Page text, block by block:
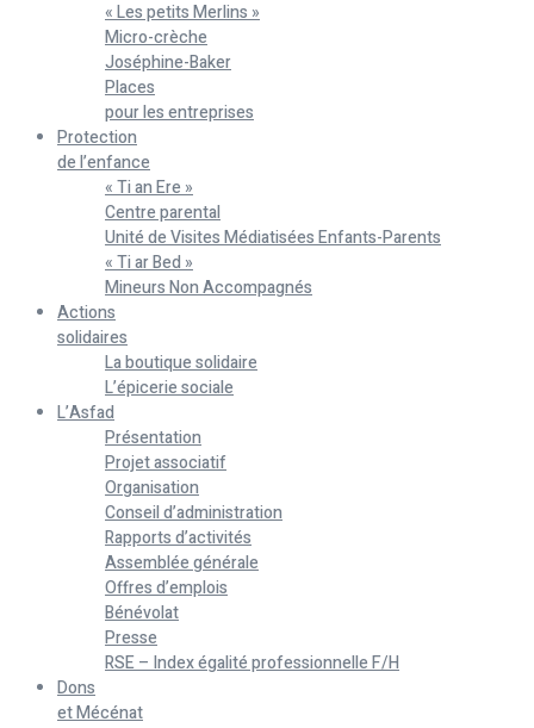
« Les petits Merlins »
Micro-crèche
Joséphine-Baker
Places
pour les entreprises
Protection
de l’enfance
« Ti an Ere »
Centre parental
Unité de Visites Médiatisées Enfants-Parents
« Ti ar Bed »
Mineurs Non Accompagnés
Actions
solidaires
La boutique solidaire
L’épicerie sociale
L’Asfad
Présentation
Projet associatif
Organisation
Conseil d’administration
Rapports d’activités
Assemblée générale
Offres d’emplois
Bénévolat
Presse
RSE – Index égalité professionnelle F/H
Dons
et Mécénat